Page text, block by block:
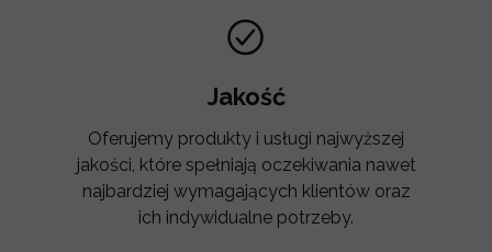
Jakość
Oferujemy produkty i usługi najwyższej
jakości, które spełniają oczekiwania nawet
najbardziej wymagających klientów oraz
ich indywidualne potrzeby.